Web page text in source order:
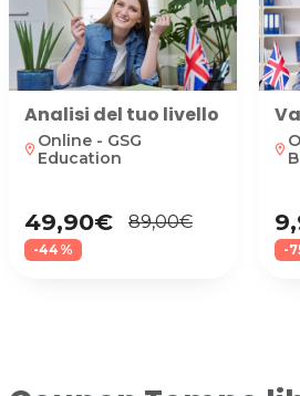
Analisi del tuo livello di
location_on Online - GSG
Education
49,90€ 89,00€
-44%
location_on
-